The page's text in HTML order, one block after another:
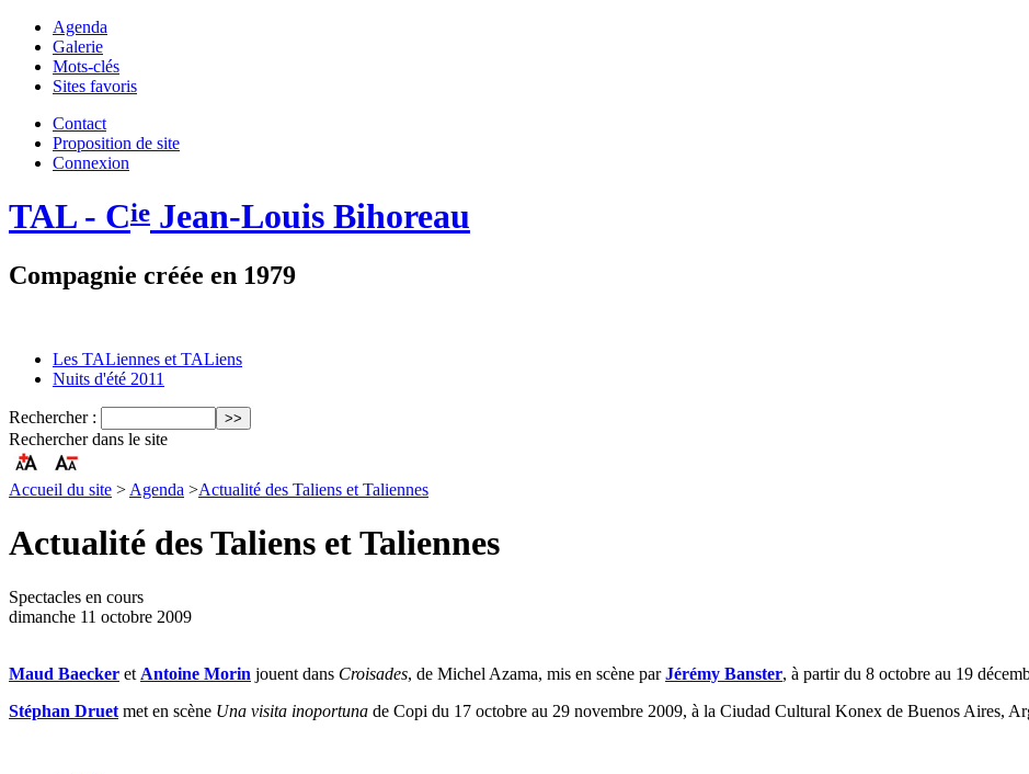
Agenda
Galerie
Mots-clés
Sites favoris
Contact
Proposition de site
Connexion
TAL - Cie Jean-Louis Bihoreau
Compagnie créée en 1979
Les TALiennes et TALiens
Nuits d'été 2011
Rechercher :
Rechercher dans le site
Accueil du site > Agenda >Actualité des Taliens et Taliennes
Actualité des Taliens et Taliennes
Spectacles en cours
dimanche 11 octobre 2009
Maud Baecker et Antoine Morin jouent dans Croisades, de Michel Azama, mis en scène parJérémy Banster, à partir du 8 octobre au 19
Stéphan Druet met en scène Una visita inoportuna de Copi du 17 octobre au 29 novembre 2009, à la Ciudad Cultural Konex de Buenos Aires,